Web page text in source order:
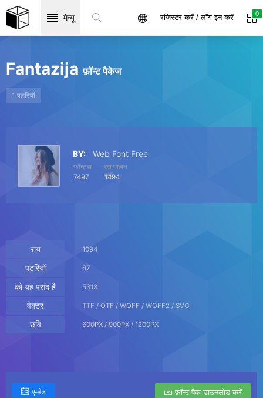
मेन्यू 0
रजिस्टर करें / लॉग इन करें
Fantazijaफ़ॉन्ट पैकेज
1 पटरियों
BY: Web Font Free
फ़ॉन्ट्स
7497
का पालन
करें
1494
राय 1094
पटरियों 67
को यह पसंद है 5313
वेक्टर TTF / OTF / WOFF / WOFF2 / SVG
छवि 600PX / 900PX / 1200PX
एम्बेड फ़ॉन्ट पैक डाउनलोड करें